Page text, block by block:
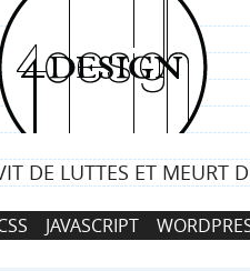
s
i
DE LUTTES ET MEURT
JAVASCRIPT